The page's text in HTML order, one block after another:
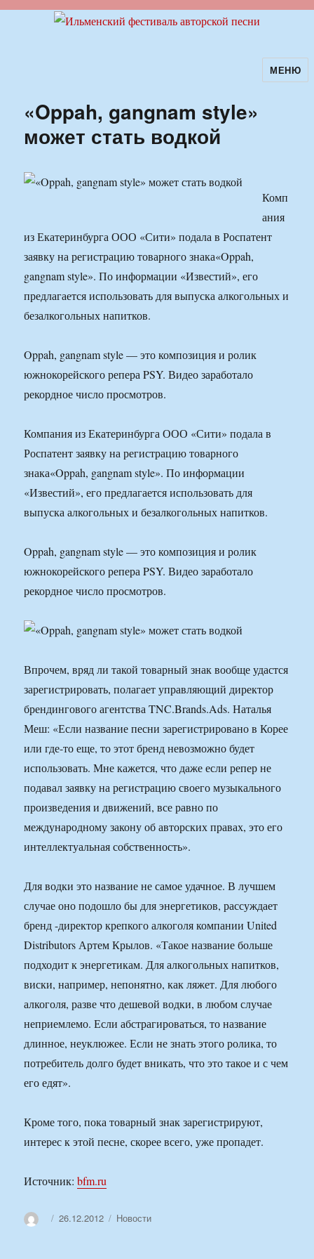
Ильменский фестиваль авторской
песни
МЕНЮ
«Oppah, gangnam style»
может стать водкой
Комп
ания
из Екатеринбурга ООО «Сити» подала в Роспатент
заявку на регистрацию товарного знака«Oppah,
gangnam style». По информации «Известий», его
предлагается использовать для выпуска алкогольных и
безалкогольных напитков.
Oppah, gangnam style — это композиция и ролик
южнокорейского репера PSY. Видео заработало
рекордное число просмотров.
Компания из Екатеринбурга ООО «Сити» подала в
Роспатент заявку на регистрацию товарного
знака«Oppah, gangnam style». По информации
«Известий», его предлагается использовать для
выпуска алкогольных и безалкогольных напитков.
Oppah, gangnam style — это композиция и ролик
южнокорейского репера PSY. Видео заработало
рекордное число просмотров.
Впрочем, вряд ли такой товарный знак вообще удастся
зарегистрировать, полагает управляющий директор
брендингового агентства TNC.Brands.Ads. Наталья
Меш: «Если название песни зарегистрировано в Корее
или где-то еще, то этот бренд невозможно будет
использовать. Мне кажется, что даже если репер не
подавал заявку на регистрацию своего музыкального
произведения и движений, все равно по
международному закону об авторских правах, это его
интеллектуальная собственность».
Для водки это название не самое удачное. В лучшем
случае оно подошло бы для энергетиков, рассуждает
бренд -директор крепкого алкоголя компании United
Distributors Артем Крылов. «Такое название больше
подходит к энергетикам. Для алкогольных напитков,
виски, например, непонятно, как ляжет. Для любого
алкоголя, разве что дешевой водки, в любом случае
неприемлемо. Если абстрагироваться, то название
длинное, неуклюжее. Если не знать этого ролика, то
потребитель долго будет вникать, что это такое и с чем
его едят».
Кроме того, пока товарный знак зарегистрируют,
интерес к этой песне, скорее всего, уже пропадет.
Источник:bfm.ru
АвторОпубликовано
26.12.2012 Рубрики
Новости